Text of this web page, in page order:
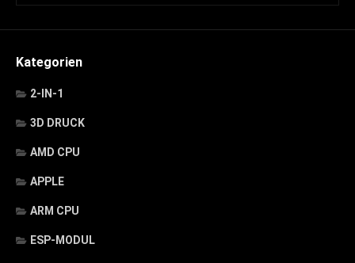
Kategorien
2-IN-1
3D DRUCK
AMD CPU
APPLE
ARM CPU
ESP-MODUL